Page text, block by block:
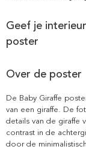
Geef je
poster
Over de poster
De Baby Giraffe
van een giraffe. De
details van de giraffe
contrast in de
door de